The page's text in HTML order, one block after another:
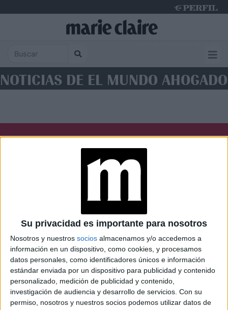
Su privacidad es importante para nosotros
Nosotros y nuestros socios almacenamos y/o accedemos a
información en un dispositivo, como cookies, y procesamos
datos personales, como identificadores únicos e información
estándar enviada por un dispositivo para publicidad y contenido
personalizado, medición de publicidad y contenido,
investigación de audiencia y desarrollo de servicios. Con su
permiso, nosotros y nuestros socios podemos utilizar datos de
NOTICIAS DE EL MUNDO AHOGADO
Caras Noticias
Weekend Parabrisas
Look
Luz Mía Lunateen Break BATimes
© Perfil.com 2006-2019 - Todos los derechos reservados
Registro de Propiedad Intelectual: Nro. 5346433